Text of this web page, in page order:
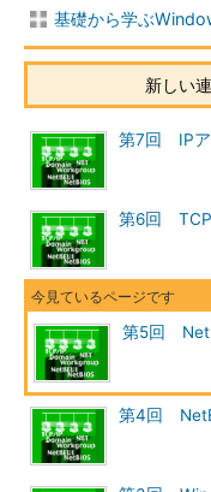
セッション・サービスを利用
立
まずはサーバ側がLISTENコマ
ッション開始可能な状態で待
てクライアント側がCALLコマ
ッション開始を要求する。セ
ると、サーバ側とクライアン
ョンIDが返される。
NetBIOSセッション・
タは、一方がサーバ、
基礎から学ぶ
新しい
第7回 IPア
第6回
第5回
第4回